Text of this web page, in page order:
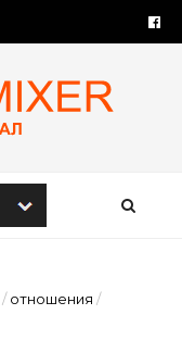
/ отношения /